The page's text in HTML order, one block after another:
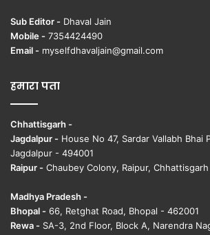
Sub Editor - Dhaval Jain
Mobile - 7354424490
Email - myselfdhavaljain@gmail.com
हमारा पता
Chhattisgarh -
Jagdalpur - House No 47, Sardar Vallabh Bhai
Jagdalpur - 494001
Raipur - Chaubey Colony, Raipur, Chhattisgarh
Madhya Pradesh -
Bhopal - 66, Retghat Road, Bhopal - 462001
Rewa - SA-3, 2nd Floor, Block A, Narendra